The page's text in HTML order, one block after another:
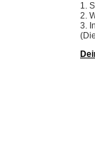
1.
2.
3.